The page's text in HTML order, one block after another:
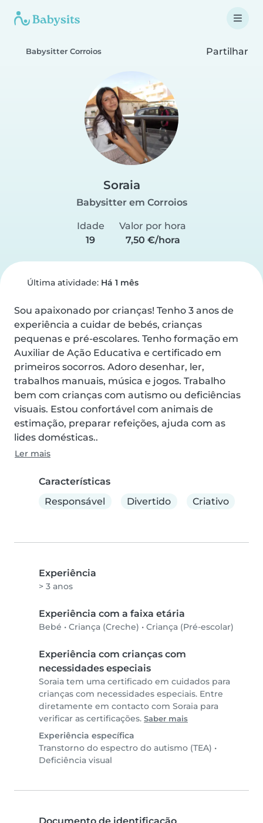
Babysitter Corroios Partilhar
Soraia
Babysitter em Corroios
Idade
19
Valor por hora
7,50 €/hora
Última atividade: Há 1 mês
Sou apaixonado por crianças! Tenho 3 anos de
experiência a cuidar de bebés, crianças
pequenas e pré-escolares. Tenho formação em
Auxiliar de Ação Educativa e certificado em
primeiros socorros. Adoro desenhar, ler,
trabalhos manuais, música e jogos. Trabalho
bem com crianças com autismo ou deficiências
visuais. Estou confortável com animais de
estimação, preparar refeições, ajuda com as
lides domésticas..
Ler mais
Características
Responsável
Divertido Criativo
Experiência
> 3 anos
Experiência com a faixa etária
Bebé • Criança (Creche) • Criança (Pré-escolar)
Experiência com crianças com
necessidades especiais
Soraia tem uma certificado em cuidados para
crianças com necessidades especiais. Entre
diretamente em contacto com Soraia para
verificar as certificações. Saber mais
Experiência específica
Transtorno do espectro do autismo (TEA) •
Deficiência visual